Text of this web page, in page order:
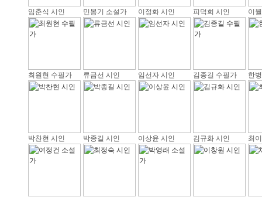
임춘식 시인 민봉기 소설가 이정화 시인 피덕희 시인 이
최원현 수필가 류금선 시인 임선자 시인 김종길 수필가 한
박찬현 시인 박종길 시인 이상윤 시인 김규화 시인 최